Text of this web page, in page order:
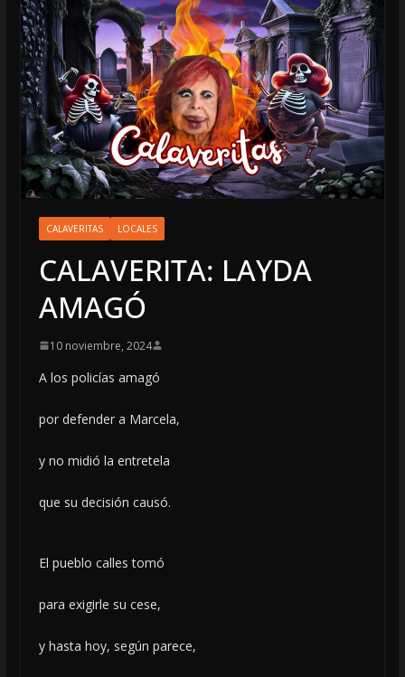
CALAVERITAS LOCALES
CALAVERITA: LAYDA
AMAGÓ
10 noviembre, 2024
A los policías amagó
por defender a Marcela,
y no midió la entretela
que su decisión causó.
El pueblo calles tomó
para exigirle su cese,
y hasta hoy, según parece,